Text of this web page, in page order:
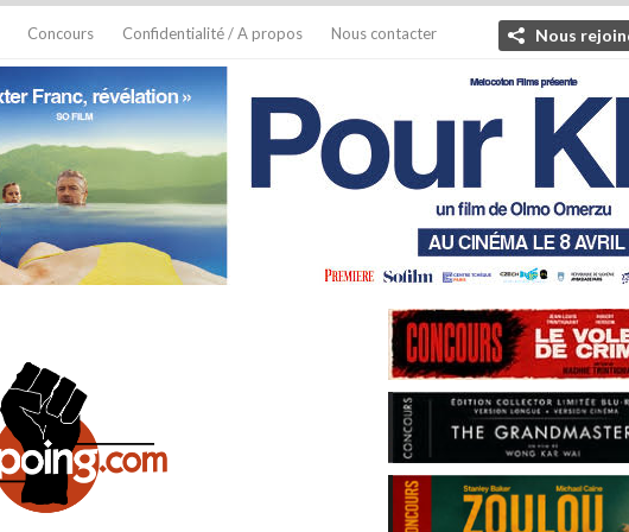
Concours Confidentialité / A propos Nous contacter Nous